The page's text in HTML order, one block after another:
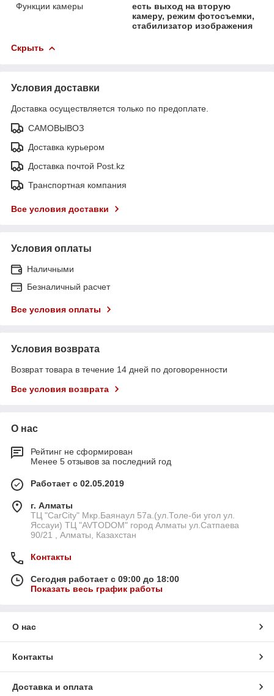
Функции камеры
есть выход на вторую
камеру, режим фотосъемки,
стабилизатор изображения
Скрыть
Условия доставки
Доставка осуществляется только по предоплате.
САМОВЫВОЗ
Доставка курьером
Доставка почтой Post.kz
Транспортная компания
Все условия доставки
Условия оплаты
Наличными
Безналичный расчет
Все условия оплаты
Условия возврата
Возврат товара в течение 14 дней по договоренности
Все условия возврата
О нас
Рейтинг не сформирован
Менее 5 отзывов за последний год
Работает с 02.05.2019
г. Алматы
ТЦ "CarCity" Мкр.Баянаул 57а.(ул.Толе-би угол ул.
Яссауи) ТЦ "AVTODOM" город Алматы ул.Сатпаева
90/21 , Алматы, Казахстан
Контакты
Сегодня работает с 09:00 до 18:00
Показать весь график работы
О нас
Контакты
Доставка и оплата